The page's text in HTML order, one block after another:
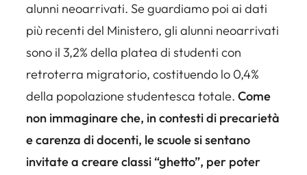
alunni neoarrivati. Se guardiamo poi ai dati
più recenti del Ministero, gli alunni neoarrivati
sono il 3,2% della platea di studenti con
retroterra migratorio, costituendo lo 0,4%
della popolazione studentesca totale. Come
non immaginare che, in contesti di precarietà
e carenza di docenti, le scuole si sentano
invitate a creare classi “ghetto”, per poter